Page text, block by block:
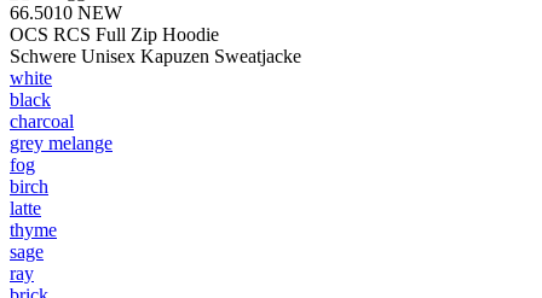
66.5010 NEW
OCS RCS Full Zip Hoodie
Schwere Unisex Kapuzen Sweatjacke
white
black
charcoal
grey melange
fog
birch
latte
thyme
sage
ray